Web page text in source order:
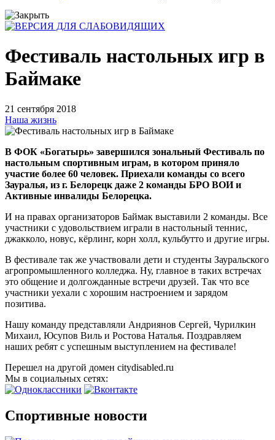
Фестиваль настольных игр в
Баймаке
21 сентября 2018
Наша жизнь
В ФОК «Богатырь» завершился зональный Фестиваль по
настольным спортивным играм, в котором приняло
участие более 60 человек. Приехали команды со всего
Зауралья, из г. Белорецк даже 2 команды БРО ВОИ и
Активные инвалиды Белорецка.
И на правах организаторов Баймак выставили 2 команды. Все
участники с удовольствием играли в настольный теннис,
джакколо, новус, кёрлинг, корн холл, кульбутто и другие игры.
В фестивале так же участвовали дети и студенты Зауральского
агропромышленного колледжа. Ну, главное в таких встречах
это общение и долгожданные встречи друзей. Так что все
участники уехали с хорошим настроением и зарядом
позитива.
Нашу команду представляли Андриянов Сергей, Чурилкин
Михаил, Юсупов Виль и Ростова Наталья. Поздравляем
наших ребят с успешным выступлением на фестивале!
Перешел на другой домен citydisabled.ru
Мы в социальных сетях:
Спортивные новости